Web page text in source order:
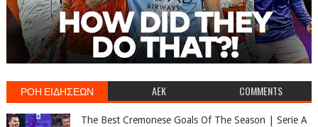
ΡΟΗ ΕΙΔΗΣΕΩΝ AEK COMMENTS
The Best Cremonese Goals Of The Season | Serie A